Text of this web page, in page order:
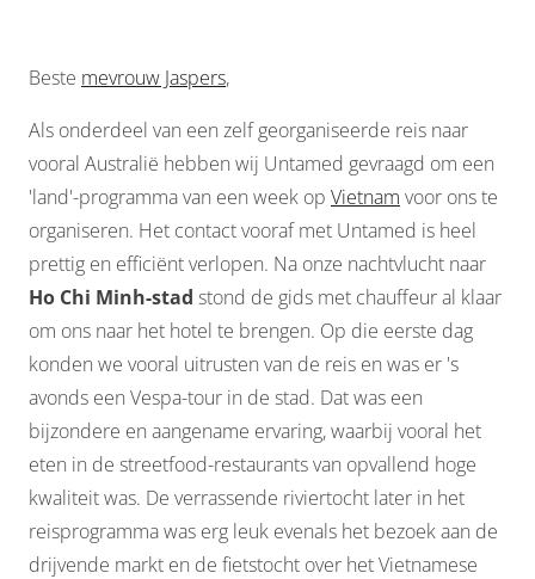
Beste mevrouw Jaspers,
Als onderdeel van een zelf georganiseerde reis naar
vooral Australië hebben wij Untamed gevraagd om een
'land'-programma van een week op Vietnam voor ons te
organiseren. Het contact vooraf met Untamed is heel
prettig en efficiënt verlopen. Na onze nachtvlucht naar
Ho Chi Minh-stad stond de gids met chauffeur al klaar
om ons naar het hotel te brengen. Op die eerste dag
konden we vooral uitrusten van de reis en was er 's
avonds een Vespa-tour in de stad. Dat was een
bijzondere en aangename ervaring, waarbij vooral het
eten in de streetfood-restaurants van opvallend hoge
kwaliteit was. De verrassende riviertocht later in het
reisprogramma was erg leuk evenals het bezoek aan de
drijvende markt en de fietstocht over het Vietnamese